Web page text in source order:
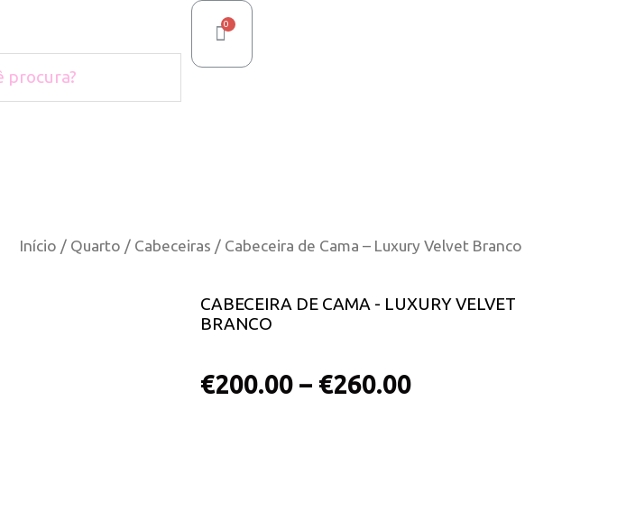
Início / Quarto / Cabeceiras / Cabeceira de Cama – Luxury Velvet Branco
CABECEIRA DE CAMA - LUXURY VELVET
BRANCO
€200.00– €260.00